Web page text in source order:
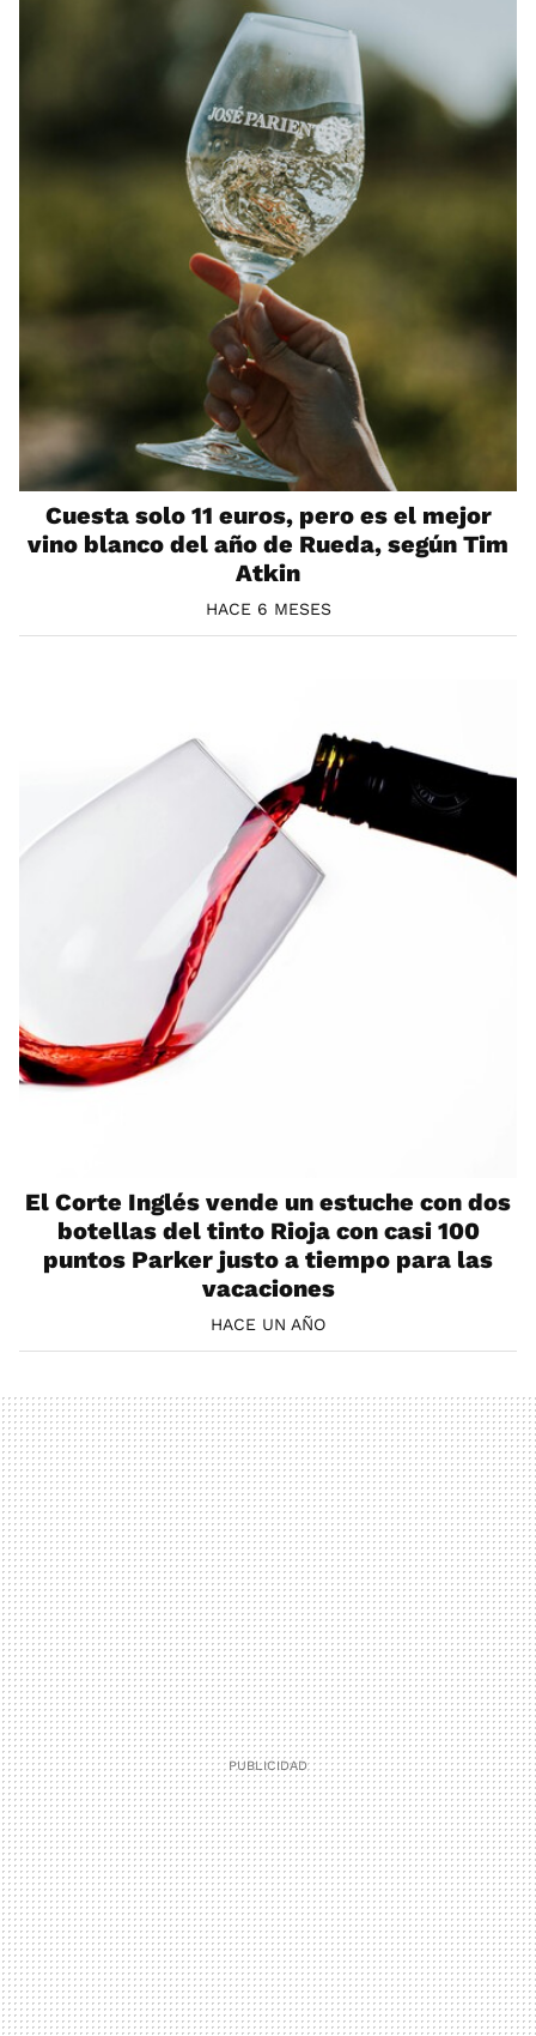
Cuesta solo 11 euros, pero es el mejor
vino blanco del año de Rueda, según Tim
Atkin
HACE 6 MESES
El Corte Inglés vende un estuche con dos
botellas del tinto Rioja con casi 100
puntos Parker justo a tiempo para las
vacaciones
HACE UN AÑO